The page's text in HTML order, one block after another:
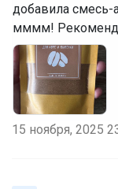
добавила смесь-
мммм!
15 ноября, 2025